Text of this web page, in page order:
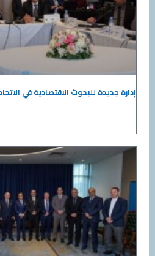
إدارة جديدة للبحوث الاقتصادية في